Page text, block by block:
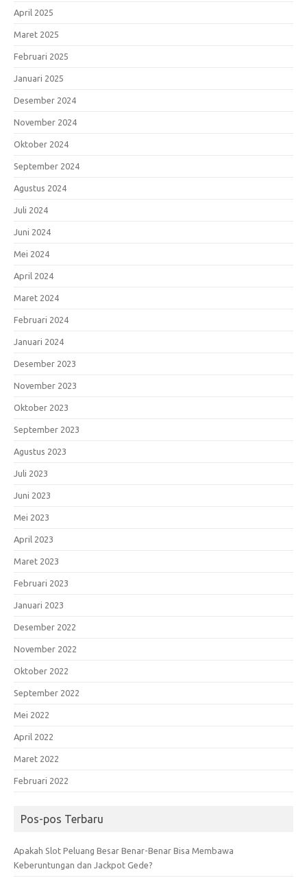
April 2025
Maret 2025
Februari 2025
Januari 2025
Desember 2024
November 2024
Oktober 2024
September 2024
Agustus 2024
Juli 2024
Juni 2024
Mei 2024
April 2024
Maret 2024
Februari 2024
Januari 2024
Desember 2023
November 2023
Oktober 2023
September 2023
Agustus 2023
Juli 2023
Juni 2023
Mei 2023
April 2023
Maret 2023
Februari 2023
Januari 2023
Desember 2022
November 2022
Oktober 2022
September 2022
Mei 2022
April 2022
Maret 2022
Februari 2022
Pos-pos Terbaru
Apakah Slot Peluang Besar Benar-Benar Bisa Membawa
Keberuntungan dan Jackpot Gede?